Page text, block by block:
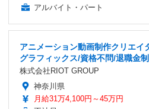
アルバイト・パート
アニメーション動画制作クリエイ
グラフィックス/資格不問/退職金
株式会社RIOT GROUP
神奈川県
月給31万4,100円～45万円